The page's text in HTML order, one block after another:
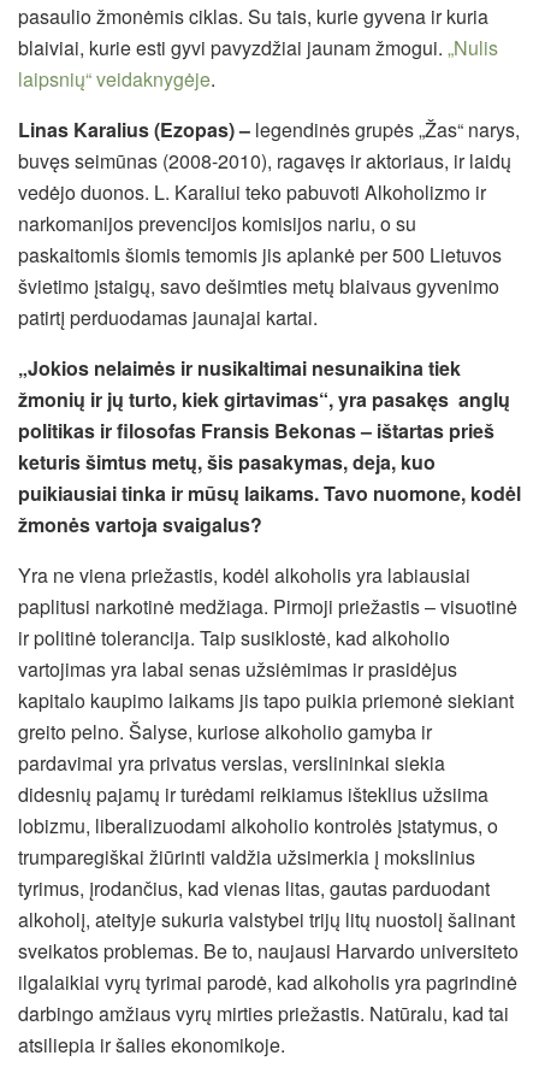
pasaulio žmonėmis ciklas. Su tais, kurie gyvena ir kuria
blaiviai, kurie esti gyvi pavyzdžiai jaunam žmogui. „Nulis
laipsnių“ veidaknygėje.
Linas Karalius (Ezopas) – legendinės grupės „Žas“ narys,
buvęs seimūnas (2008-2010), ragavęs ir aktoriaus, ir laidų
vedėjo duonos. L. Karaliui teko pabuvoti Alkoholizmo ir
narkomanijos prevencijos komisijos nariu, o su
paskaitomis šiomis temomis jis aplankė per 500 Lietuvos
švietimo įstaigų, savo dešimties metų blaivaus gyvenimo
patirtį perduodamas jaunajai kartai.
„Jokios nelaimės ir nusikaltimai nesunaikina tiek
žmonių ir jų turto, kiek girtavimas“, yra pasakęs anglų
politikas ir filosofas Fransis Bekonas – ištartas prieš
keturis šimtus metų, šis pasakymas, deja, kuo
puikiausiai tinka ir mūsų laikams. Tavo nuomone, kodėl
žmonės vartoja svaigalus?
Yra ne viena priežastis, kodėl alkoholis yra labiausiai
paplitusi narkotinė medžiaga. Pirmoji priežastis – visuotinė
ir politinė tolerancija. Taip susiklostė, kad alkoholio
vartojimas yra labai senas užsiėmimas ir prasidėjus
kapitalo kaupimo laikams jis tapo puikia priemonė siekiant
greito pelno. Šalyse, kuriose alkoholio gamyba ir
pardavimai yra privatus verslas, verslininkai siekia
didesnių pajamų ir turėdami reikiamus išteklius užsiima
lobizmu, liberalizuodami alkoholio kontrolės įstatymus, o
trumparegiškai žiūrinti valdžia užsimerkia į mokslinius
tyrimus, įrodančius, kad vienas litas, gautas parduodant
alkoholį, ateityje sukuria valstybei trijų litų nuostolį šalinant
sveikatos problemas. Be to, naujausi Harvardo universiteto
ilgalaikiai vyrų tyrimai parodė, kad alkoholis yra pagrindinė
darbingo amžiaus vyrų mirties priežastis. Natūralu, kad tai
atsiliepia ir šalies ekonomikoje.